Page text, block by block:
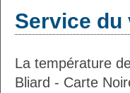
Service du
La température
Bliard - Carte